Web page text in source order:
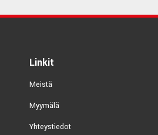
Linkit
Meistä
Myymälä
Yhteystiedot